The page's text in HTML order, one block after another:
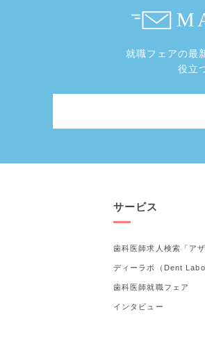
就職フェアの最
役立
サービス
歯科医師求人検索「アザ
ディーラボ（Dent Labo
歯科医師就職フェア
インタビュー